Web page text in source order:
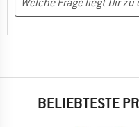
BELIEBTESTE